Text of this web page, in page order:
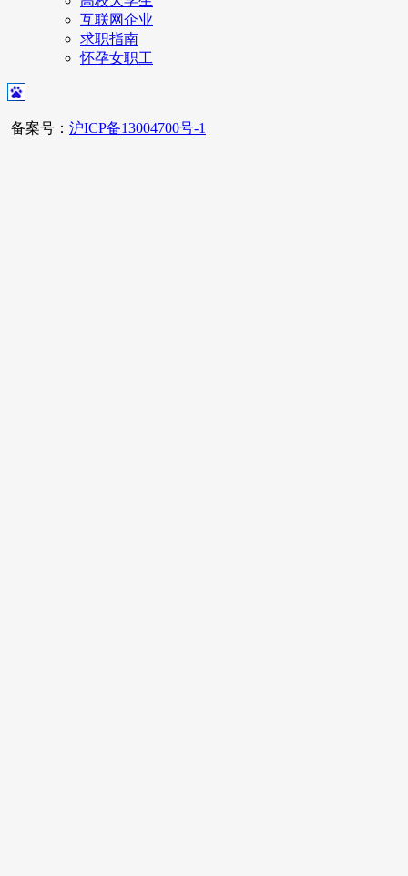
互联网企业
求职指南
怀孕女职工
备案号： 沪ICP备13004700号-1